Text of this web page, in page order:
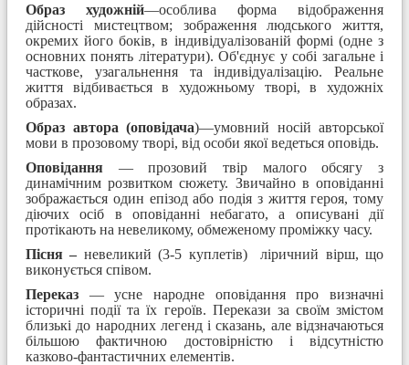
Образ художній—особлива форма відображення
дійсності мистецтвом; зображення людського життя,
окремих його боків, в індивідуалізованій формі (одне з
основних понять літератури). Об'єднує у собі загальне і
часткове, узагальнення та індивідуалізацію. Реальне
життя відбивається в художньому творі, в художніх
образах.
Образ автора (оповідача)—умовний носій авторської
мови в прозовому творі, від особи якої ведеться оповідь.
Оповідання — прозовий твір малого обсягу з
динамічним розвитком сюжету. Звичайно в оповіданні
зображається один епізод або подія з життя героя, тому
діючих осіб в оповіданні небагато, а описувані дії
протікають на невеликому, обмеженому проміжку часу.
Пісня – невеликий (3-5 куплетів) ліричний вірш, що
виконується співом.
Переказ — усне народне оповідання про визначні
історичні події та їх героїв. Перекази за своїм змістом
близькі до народних легенд і сказань, але відзначаються
більшою фактичною досто­вірністю і відсутністю
казково-фантастичних елементів.